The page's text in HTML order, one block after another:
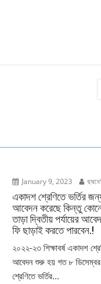
January 9, 2023
একাদশ শ্রেণিতে ভর্তির
আবেদন করেছে কিন্তু
তাড়া দ্বিতীয় পর্যায়ের
ফি ছাড়াই করতে পারবেন.!
২০২২-২৩ শিক্ষাবর্ষ একাদশ
আবেদন শুরু হয় গত ৮
শ্রেণিতে ভর্তির...